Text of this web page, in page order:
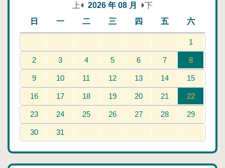
上 2026 年 08 月
下
日
一 二 三 四 五 六
1
2 3 4 5 6 7 8
9 10 11 12 13 14 15
16 17 18 19 20 21 22
23 24 25 26 27 28 29
30 31